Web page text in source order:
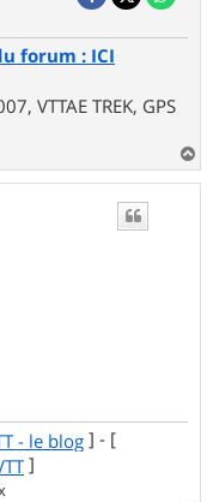
forum : ICI
VTTAE TREK, GPS
a
u
- le blog] - [
]